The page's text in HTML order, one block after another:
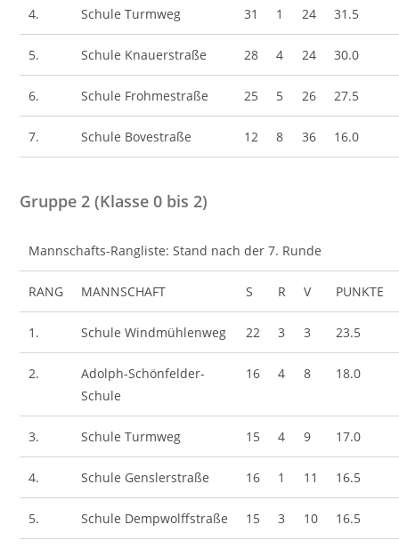
4. Schule Turmweg 31 1 24 31.5
5. Schule Knauerstraße 28 4 24 30.0
6. Schule Frohmestraße 25 5 26 27.5
7. Schule Bovestraße 12 8 36 16.0
Gruppe 2 (Klasse 0 bis 2)
Mannschafts-Rangliste: Stand nach der 7. Runde
RANG MANNSCHAFT S R V PUNKTE
1. Schule Windmühlenweg 22 3 3 23.5
2.
Adolph-Schönfelder-
Schule
16 4 8 18.0
3. Schule Turmweg 15 4 9 17.0
4. Schule Genslerstraße 16 1 11 16.5
5. Schule Dempwolffstraße 15 3 10 16.5